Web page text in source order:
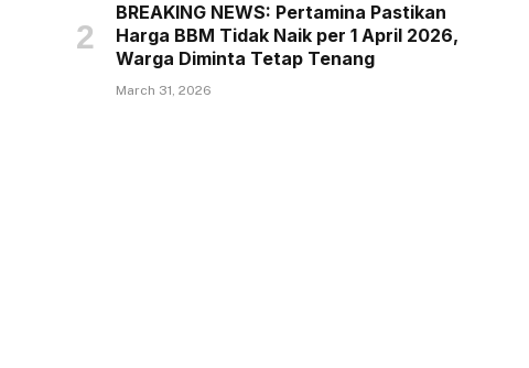
BREAKING NEWS: Pertamina Pastikan
Harga BBM Tidak Naik per 1 April 2026,
Warga Diminta Tetap Tenang
March 31, 2026